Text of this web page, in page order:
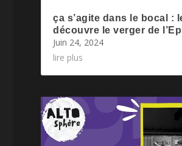
ça s’agite dans le bocal :
découvre le verger de
Juin 24, 2024
lire plus